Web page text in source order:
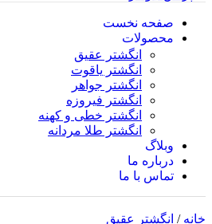
صفحه نخست
محصولات
انگشتر عقیق
انگشتر یاقوت
انگشتر جواهر
انگشتر فیروزه
انگشتر خطی و کهنه
انگشتر طلا مردانه
وبلاگ
درباره ما
تماس با ما
خانه/ انگشتر عقیق